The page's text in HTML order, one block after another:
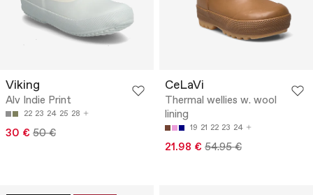
Viking
Alv Indie Print
22 23 24 25 28
30 € 50 €
CeLaVi
Thermal wellies w. wool
lining
19 21 22 23 24
21.98 € 54.95 €